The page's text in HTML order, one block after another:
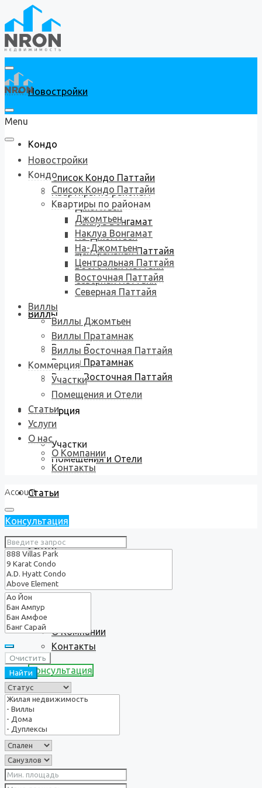
Новостройки
Кондо
Список Кондо Паттайи
Квартиры по районам
Джомтьен
Наклуа Вонгамат
На-Джомтьен
Центральная Паттайя
Восточная Паттайя
Северная Паттайя
Виллы
Виллы Джомтьен
Виллы Пратамнак
Виллы Восточная Паттайя
Коммерция
Участки
Помещения и Отели
Статьи
Услуги
О нас
О Компании
Контакты
Консультация
Menu
Новостройки
Кондо
Список Кондо Паттайи
Квартиры по районам
Джомтьен
Наклуа Вонгамат
На-Джомтьен
Центральная Паттайя
Восточная Паттайя
Северная Паттайя
Виллы
Виллы Джомтьен
Виллы Пратамнак
Виллы Восточная Паттайя
Коммерция
Участки
Помещения и Отели
Статьи
Услуги
О нас
О Компании
Контакты
Account
Консультация
Очистить
Найти